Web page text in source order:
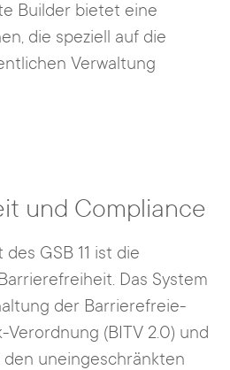
Builder bietet eine
die speziell auf die
Verwaltung
und Compliance
GSB 11 ist die
Das System
der Barrierefreie-
Verordnung (BITV 2.0) und
uneingeschränkten